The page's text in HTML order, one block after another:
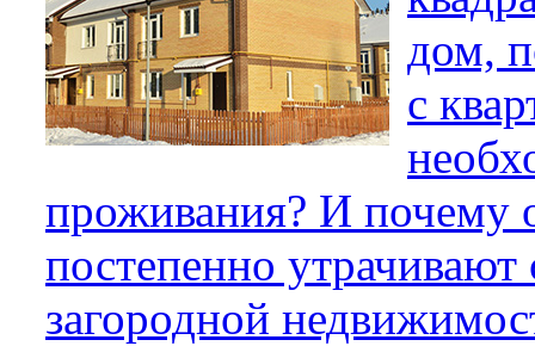
дом,
с
проживания? И почему
постепенно
загородной